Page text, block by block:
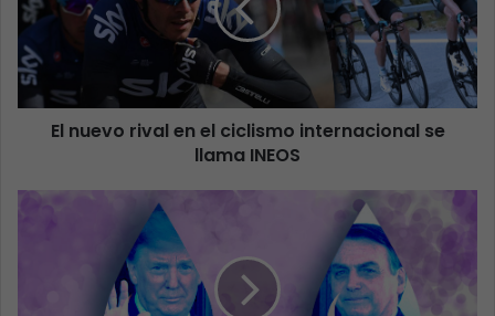
El nuevo rival en el ciclismo internacional se
llama INEOS